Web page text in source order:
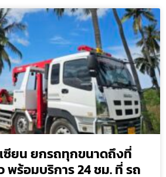
ซียน ยกรถทุกขนาดถึงที่
พร้อมบริการ 24 ชม. ที่ รถ